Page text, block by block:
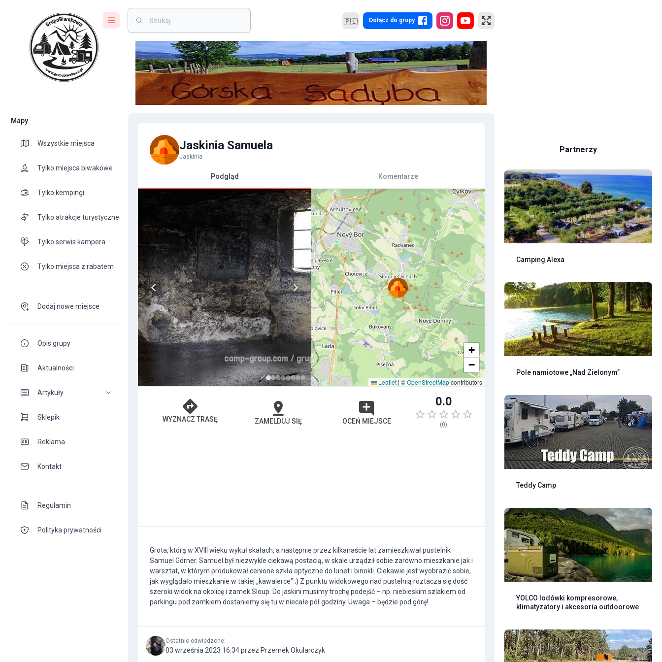
🇵🇱 Dołącz do grupy
Mapy
Wszystkie miejsca
Tylko miejsca biwakowe
Tylko kempingi
Tylko atrakcje turystyczne
Tylko serwis kampera
Tylko miejsca z rabatem
Dodaj nowe miejsce
Opis grupy
Aktualności
Artykuły
Sklepik
Reklama
Kontakt
Regulamin
Polityka prywatności
Jaskinia Samuela
Jaskinia
Podgląd Komentarze
+
−
Leaflet | ©OpenStreetMapcontributors
WYZNACZ TRASĘ ZAMELDUJ SIĘ OCEŃ MIEJSCE
0.0
(0)
Grota, którą w XVIII wieku wykuł skałach, a następnie przez kilkanaście lat zamieszkiwał pustelnik
Samuel Görner. Samuel był niezwykle ciekawą postacią, w skale urządził sobie zarówno mieszkanie jak i
warsztat, w którym produkował cenione szkła optyczne do lunet i binokli. Ciekawie jest wyobrazić sobie,
jak wyglądało mieszkanie w takiej „kawalerce” ;) Z punktu widokowego nad pustelnią roztacza się dość
szeroki widok na okolicę i zamek Sloup. Do jaskini musimy trochę podejść – np. niebieskim szlakiem od
parkingu pod zamkiem dostaniemy się tu w niecałe pół godziny. Uwaga – będzie pod górę!
Ostatnio odwiedzone:
03 września 2023 16:34 przez Przemek Okularczyk
Partnerzy
Camping Alexa
Pole namiotowe „Nad Zielonym”
Teddy Camp
YOLCO lodówki kompresorowe,
klimatyzatory i akcesoria outdoorowe